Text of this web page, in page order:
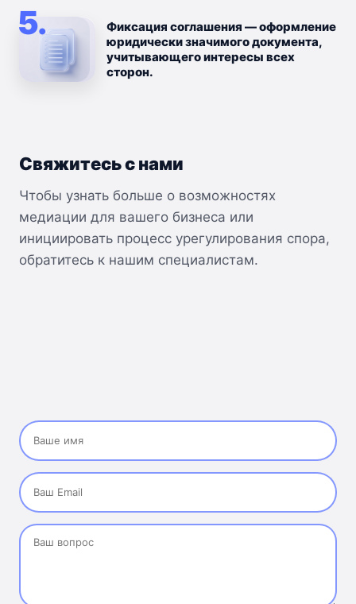
5.
Фиксация соглашения — оформление
юридически значимого документа,
учитывающего интересы всех
сторон.
Свяжитесь с нами
Чтобы узнать больше о возможностях
медиации для вашего бизнеса или
инициировать процесс урегулирования спора,
обратитесь к нашим специалистам.